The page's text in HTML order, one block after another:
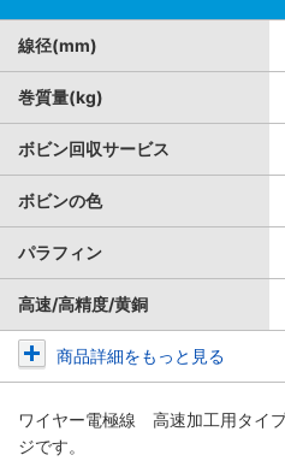
線径(mm)
巻質量(kg)
ボビン回収サービス
ボビンの色
パラフィン
高速/高精度/黄銅
商品詳細をもっと見る
ワイヤー電極線 高速加工用タイ
ジです。